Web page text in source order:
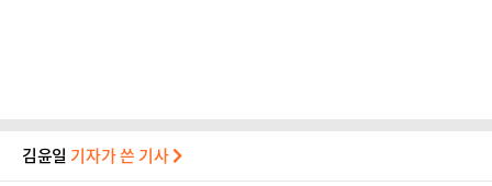
김윤일 기자가 쓴 기사